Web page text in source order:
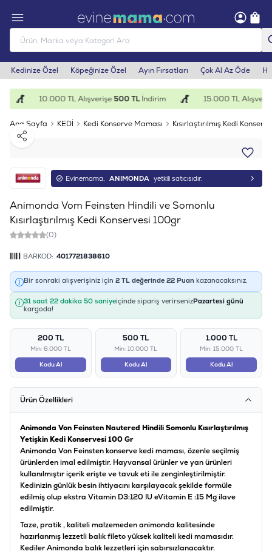
Kedinize Özel Köpeğinize Özel Ayın Fırsatları Çok Al Az Öde
10.000 TL Alışverişe500 TLİndirim 15.000 TL
Ana Sayfa KEDİ Kedi Konserve Maması
Kısırlaştırılmış Kedi
Paylaş
Evinemama, ANIMONDA yetkili satıcısıdır.
Animonda Vom Feinsten Hindili ve Somonlu
Kısırlaştırılmış Kedi Konservesi 100gr
(0)
BARKOD: 4017721838610
Bir sonraki alışverişiniz için 2 TL değerinde 22 Puan kazanacaksınız.
31 saat 22 dakika 50 saniyeiçinde sipariş verirsenizPazartesi günü
kargoda!
200 TL
Min: 6.000 TL
Kodu Al
500 TL
Min: 10.000 TL
Kodu Al
1.000 TL
Min: 15.000 TL
Kodu Al
Ürün Özellikleri
Animonda Von Feinsten Nautered Hindili Somonlu Kısırlaştırılmış
Yetişkin Kedi Konservesi 100 Gr
Animonda Von Feinsten konserve kedi maması, özenle seçilmiş
ürünlerden imal edilmiştir. Hayvansal ürünler ve yan ürünleri
kullanılmıştır içerik erişte ve tavuk eti ile zenginleştirilmiştir.
Kedinizin günlük besin ihtiyacını karşılayacak şekilde formüle
edilmiş olup ekstra Vitamin D3:120 IU eVitamin E :15 Mg ilave
edilmiştir.
Taze, pratik , kaliteli malzemeden animonda kalitesinde
hazırlanmış lezzetli balık fileto yüksek kaliteli kedi mamasıdır.
Kediler Animonda balık lezzetleri için sabırsızlanacaktır.